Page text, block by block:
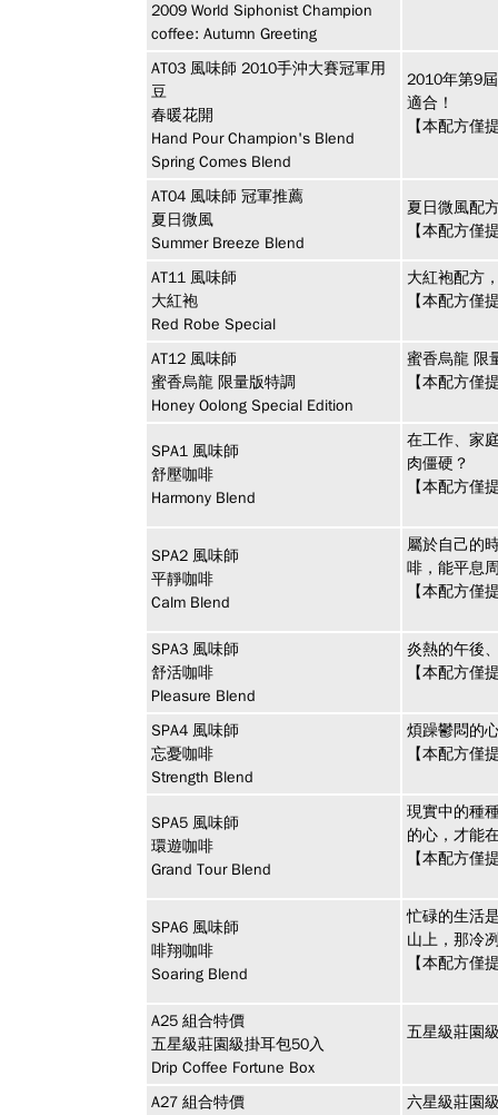
2009 World Siphonist Champion
coffee: Autumn Greeting
AT03 風味師 2010手沖大賽冠軍用
豆
春暖花開
Hand Pour Champion's Blend
Spring Comes Blend
2010年第9
適合！
【本配方僅
AT04 風味師 冠軍推薦
夏日微風
Summer Breeze Blend
夏日微風配
【本配方僅
AT11 風味師
大紅袍
Red Robe Special
大紅袍配方
【本配方僅
AT12 風味師
蜜香烏龍 限量版特調
Honey Oolong Special Edition
蜜香烏龍 限
【本配方僅
SPA1 風味師
舒壓咖啡
Harmony Blend
在工作、家
肉僵硬？
【本配方僅
SPA2 風味師
平靜咖啡
Calm Blend
屬於自己的
啡，能平息
【本配方僅
SPA3 風味師
舒活咖啡
Pleasure Blend
炎熱的午後
【本配方僅
SPA4 風味師
忘憂咖啡
Strength Blend
煩躁鬱悶的
【本配方僅
SPA5 風味師
環遊咖啡
Grand Tour Blend
現實中的種
的心，才能
【本配方僅
SPA6 風味師
啡翔咖啡
Soaring Blend
忙碌的生活
山上，那冷
【本配方僅
A25 組合特價
五星級莊園級掛耳包50入
Drip Coffee Fortune Box
五星級莊園
A27 組合特價
六星級莊園